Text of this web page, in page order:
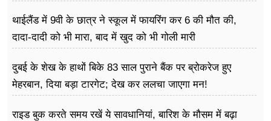
थाईलैंड में 9वी के छात्र ने स्कूल में फायरिंग कर 6 की मौत की,
दादा-दादी को भी मारा, बाद में खुद को भी गोली मारी
दुबई के शेख के हाथों बिके 83 साल पुराने बैंक पर ब्रोकरेज हुए
मेहरबान, दिया बड़ा टारगेट; देख कर ललचा जाएगा मन!
राइड बुक करते समय रखें ये सावधानियां, बारिश के मौसम में बढ़ा